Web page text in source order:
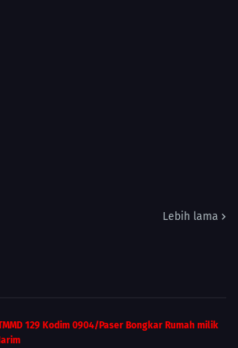
Lebih lama
129 Kodim 0904/Paser Bongkar Rumah milik